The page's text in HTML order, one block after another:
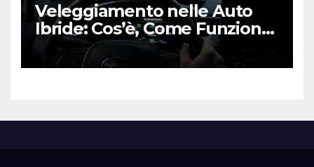
Veleggiamento nelle Auto
Ibride: Cos’è, Come Funziona
e Come Sfruttarlo al Meglio